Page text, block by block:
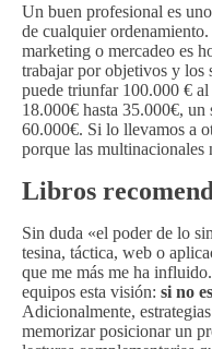
Un buen profesional es
de cualquier
marketing o mercadeo es
trabajar por objetivos y los
puede triunfar 100.000 €
18.000€ hasta 35.000€, un
60.000€. Si lo llevamos a
porque las multinacionales
Libros
Sin duda «el poder de lo
tesina, táctica, web o
que me más me ha
equipos esta visión: si no
Adicionalmente,
memorizar posicionar un